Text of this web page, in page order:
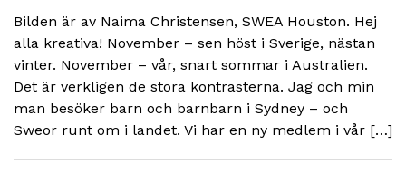
Bilden är av Naima Christensen, SWEA Houston. Hej
alla kreativa! November – sen höst i Sverige, nästan
vinter. November – vår, snart sommar i Australien.
Det är verkligen de stora kontrasterna. Jag och min
man besöker barn och barnbarn i Sydney – och
Sweor runt om i landet. Vi har en ny medlem i vår […]